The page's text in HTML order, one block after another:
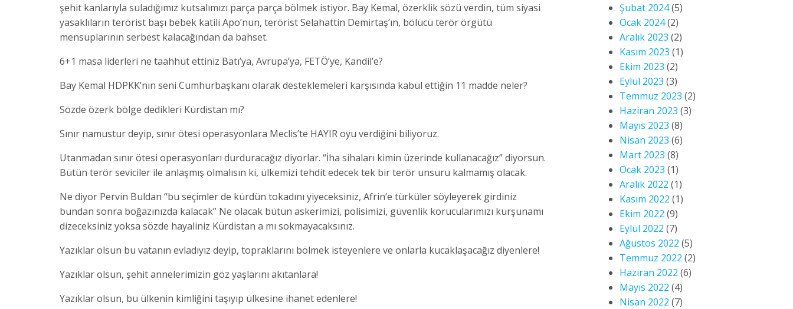
şehit kanlarıyla suladığımız kutsalımızı parça parça bölmek istiyor. Bay Kemal, özerklik sözü verdin, tüm siyasi
yasaklıların terörist başı bebek katili Apo’nun, terörist Selahattin Demirtaş’ın, bölücü terör örgütü
mensuplarının serbest kalacağından da bahset.
6+1 masa liderleri ne taahhüt ettiniz Batı’ya, Avrupa’ya, FETÖ’ye, Kandil’e?
Bay Kemal HDPKK’nın seni Cumhurbaşkanı olarak desteklemeleri karşısında kabul ettiğin 11 madde neler?
Sözde özerk bölge dedikleri Kürdistan mı?
Sınır namustur deyip, sınır ötesi operasyonlara Meclis’te HAYIR oyu verdiğini biliyoruz.
Utanmadan sınır ötesi operasyonları durduracağız diyorlar. “İha sihaları kimin üzerinde kullanacağız” diyorsun.
Bütün terör seviciler ile anlaşmış olmalısın ki, ülkemizi tehdit edecek tek bir terör unsuru kalmamış olacak.
Ne diyor Pervin Buldan “bu seçimler de kürdün tokadını yiyeceksiniz, Afrin’e türküler söyleyerek girdiniz
bundan sonra boğazınızda kalacak” Ne olacak bütün askerimizi, polisimizi, güvenlik korucularımızı kurşunamı
dizeceksiniz yoksa sözde hayaliniz Kürdistan a mı sokmayacaksınız.
Yazıklar olsun bu vatanın evladıyız deyip, topraklarını bölmek isteyenlere ve onlarla kucaklaşacağız diyenlere!
Yazıklar olsun, şehit annelerimizin göz yaşlarını akıtanlara!
Yazıklar olsun, bu ülkenin kimliğini taşıyıp ülkesine ihanet edenlere!
Şubat 2024(5)
Ocak 2024(2)
Aralık 2023 (2)
Kasım 2023 (1)
Ekim 2023 (2)
Eylül 2023 (3)
Temmuz 2023 (2)
Haziran 2023 (3)
Mayıs 2023 (8)
Nisan 2023 (6)
Mart 2023 (8)
Ocak 2023 (1)
Aralık 2022 (1)
Kasım 2022 (1)
Ekim 2022 (9)
Eylül 2022 (7)
Ağustos 2022 (5)
Temmuz 2022 (2)
Haziran 2022 (6)
Mayıs 2022 (4)
Nisan 2022 (7)